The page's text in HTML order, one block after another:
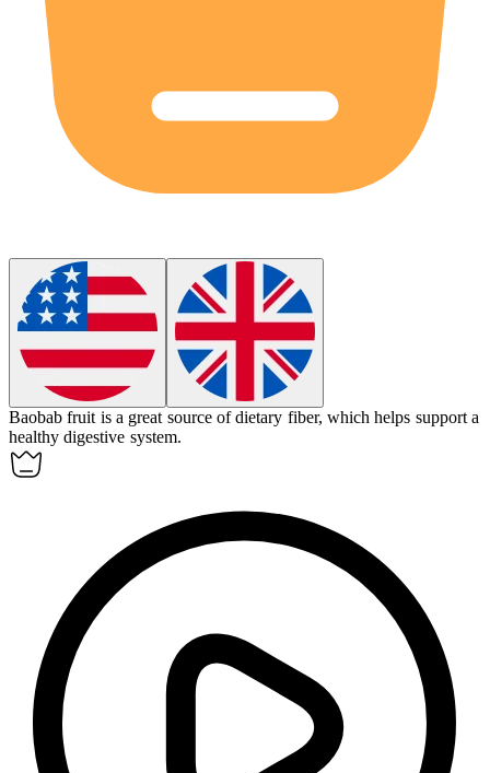
Baobab fruit is a great source of dietary fiber, which helps support a
healthy digestive system.